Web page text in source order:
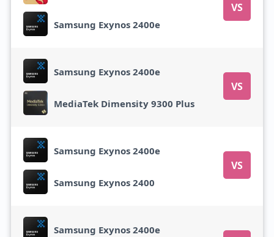
VS
Samsung Exynos 2400e
Samsung Exynos 2400e
VS
MediaTek Dimensity 9300 Plus
Samsung Exynos 2400e
VS
Samsung Exynos 2400
Samsung Exynos 2400e